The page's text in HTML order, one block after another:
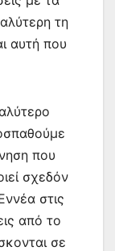
τη
αυτή που
που
σχεδόν
στις
από το
σε